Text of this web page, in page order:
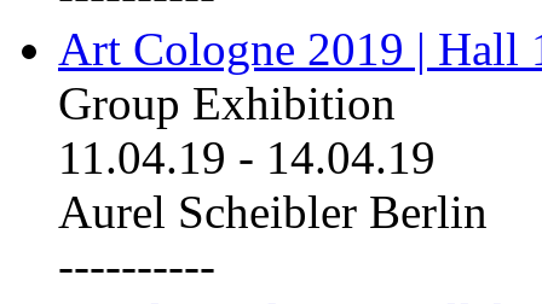
Art Cologne 2019 | Hall
Group Exhibition
11.04.19 - 14.04.19
Aurel Scheibler Berlin
----------